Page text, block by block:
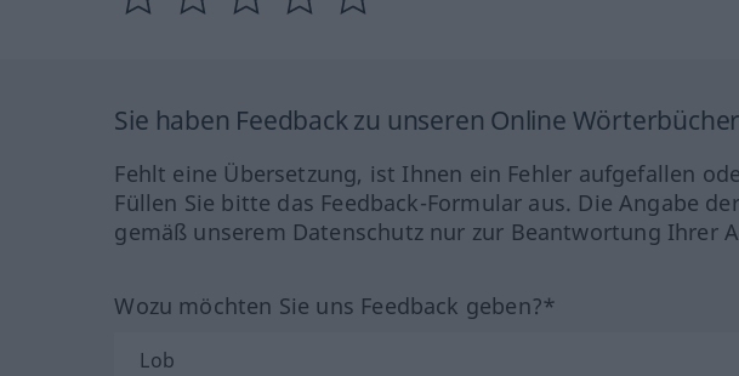
Sie haben Feedback zu unseren Online
Fehlt eine Übersetzung, ist Ihnen ein Fehler aufgefallen
Füllen Sie bitte das Feedback-Formular aus. Die Angabe
gemäß unserem Datenschutz nur zur Beantwortung Ihrer
Wozu möchten Sie uns Feedback geben?*